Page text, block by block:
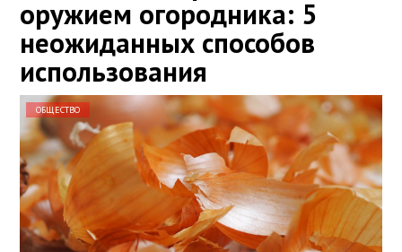
оружием огородника: 5
неожиданных способов
использования
ОБЩЕСТВО